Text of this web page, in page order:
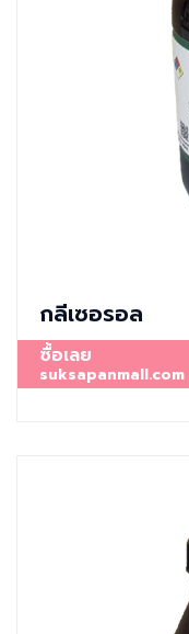
กลีเซอรอล
ซื้อเลย
suksapanmall.com